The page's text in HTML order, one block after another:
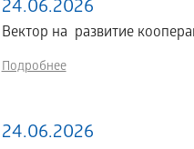
24.06.2026
Вектор на развитие
Подробнее
24.06.2026